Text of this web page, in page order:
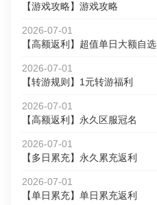
【游戏攻略】游戏攻略
2026-07-01
【高额返利】超值单日大额自选
2026-07-01
【转游规则】1元转游福利
2026-07-01
【高额返利】永久区服冠名
2026-07-01
【多日累充】永久累充返利
2026-07-01
【单日累充】单日累充返利